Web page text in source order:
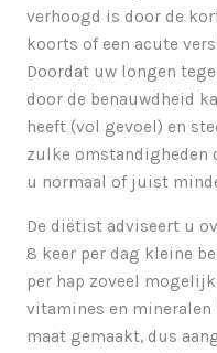
verhoogd is door de
koorts of een acute
Doordat uw longen
door de benauwdheid
heeft (vol gevoel) en
zulke omstandigheden
u normaal of juist
De diëtist adviseert u
8 keer per dag kleine
per hap zoveel
vitamines en
maat gemaakt, dus